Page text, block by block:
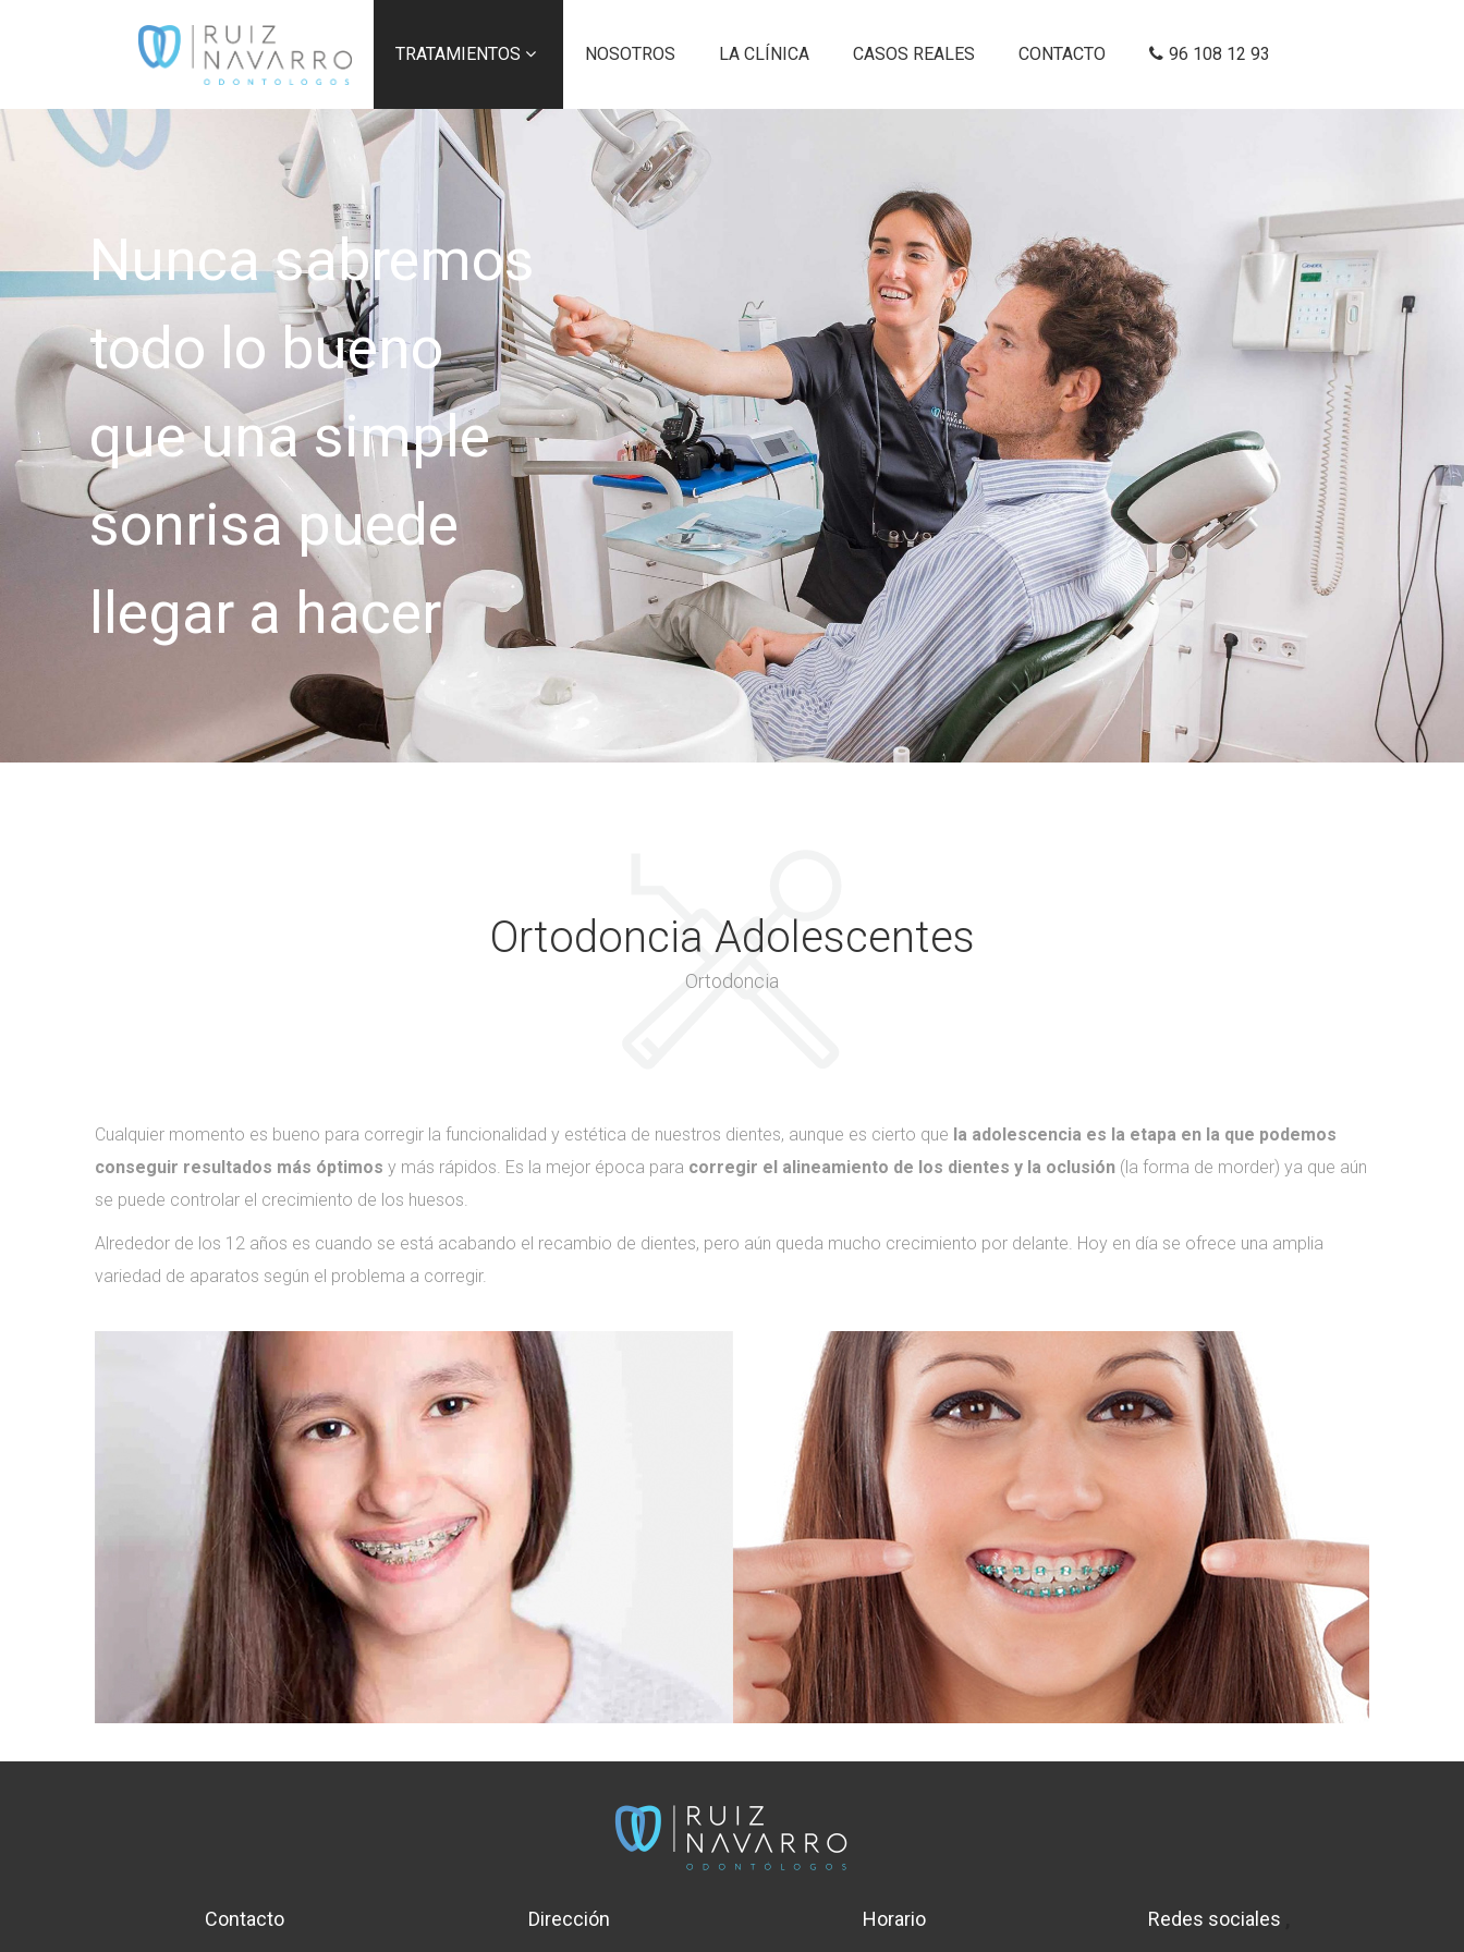
TRATAMIENTOS NOSOTROS LA CLÍNICA CASOS REALES CONTACTO 96 108 12 93
Nunca sabremos
todo lo bueno
que una simple
sonrisa puede
llegar a hacer
Ortodoncia Adolescentes
Ortodoncia
Cualquier momento es bueno para corregir la funcionalidad y estética de nuestros dientes, aunque es cierto que la adolescencia es la etapa en la que podemos
conseguir resultados más óptimos y más rápidos. Es la mejor época para corregir el alineamiento de los dientes y la oclusión (la forma de morder) ya que aún
se puede controlar el crecimiento de los huesos.
Alrededor de los 12 años es cuando se está acabando el recambio de dientes, pero aún queda mucho crecimiento por delante. Hoy en día se ofrece una amplia
variedad de aparatos según el problema a corregir.
Contacto Dirección Horario Redes sociales